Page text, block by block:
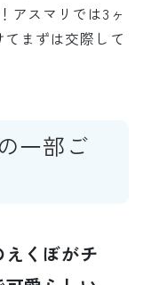
アスマリでは3ヶ
まずは交際して
一部ご
くぼがチ